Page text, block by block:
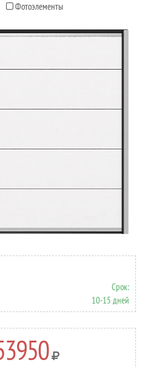
Фотоэлементы
Срок:
10-15 дней